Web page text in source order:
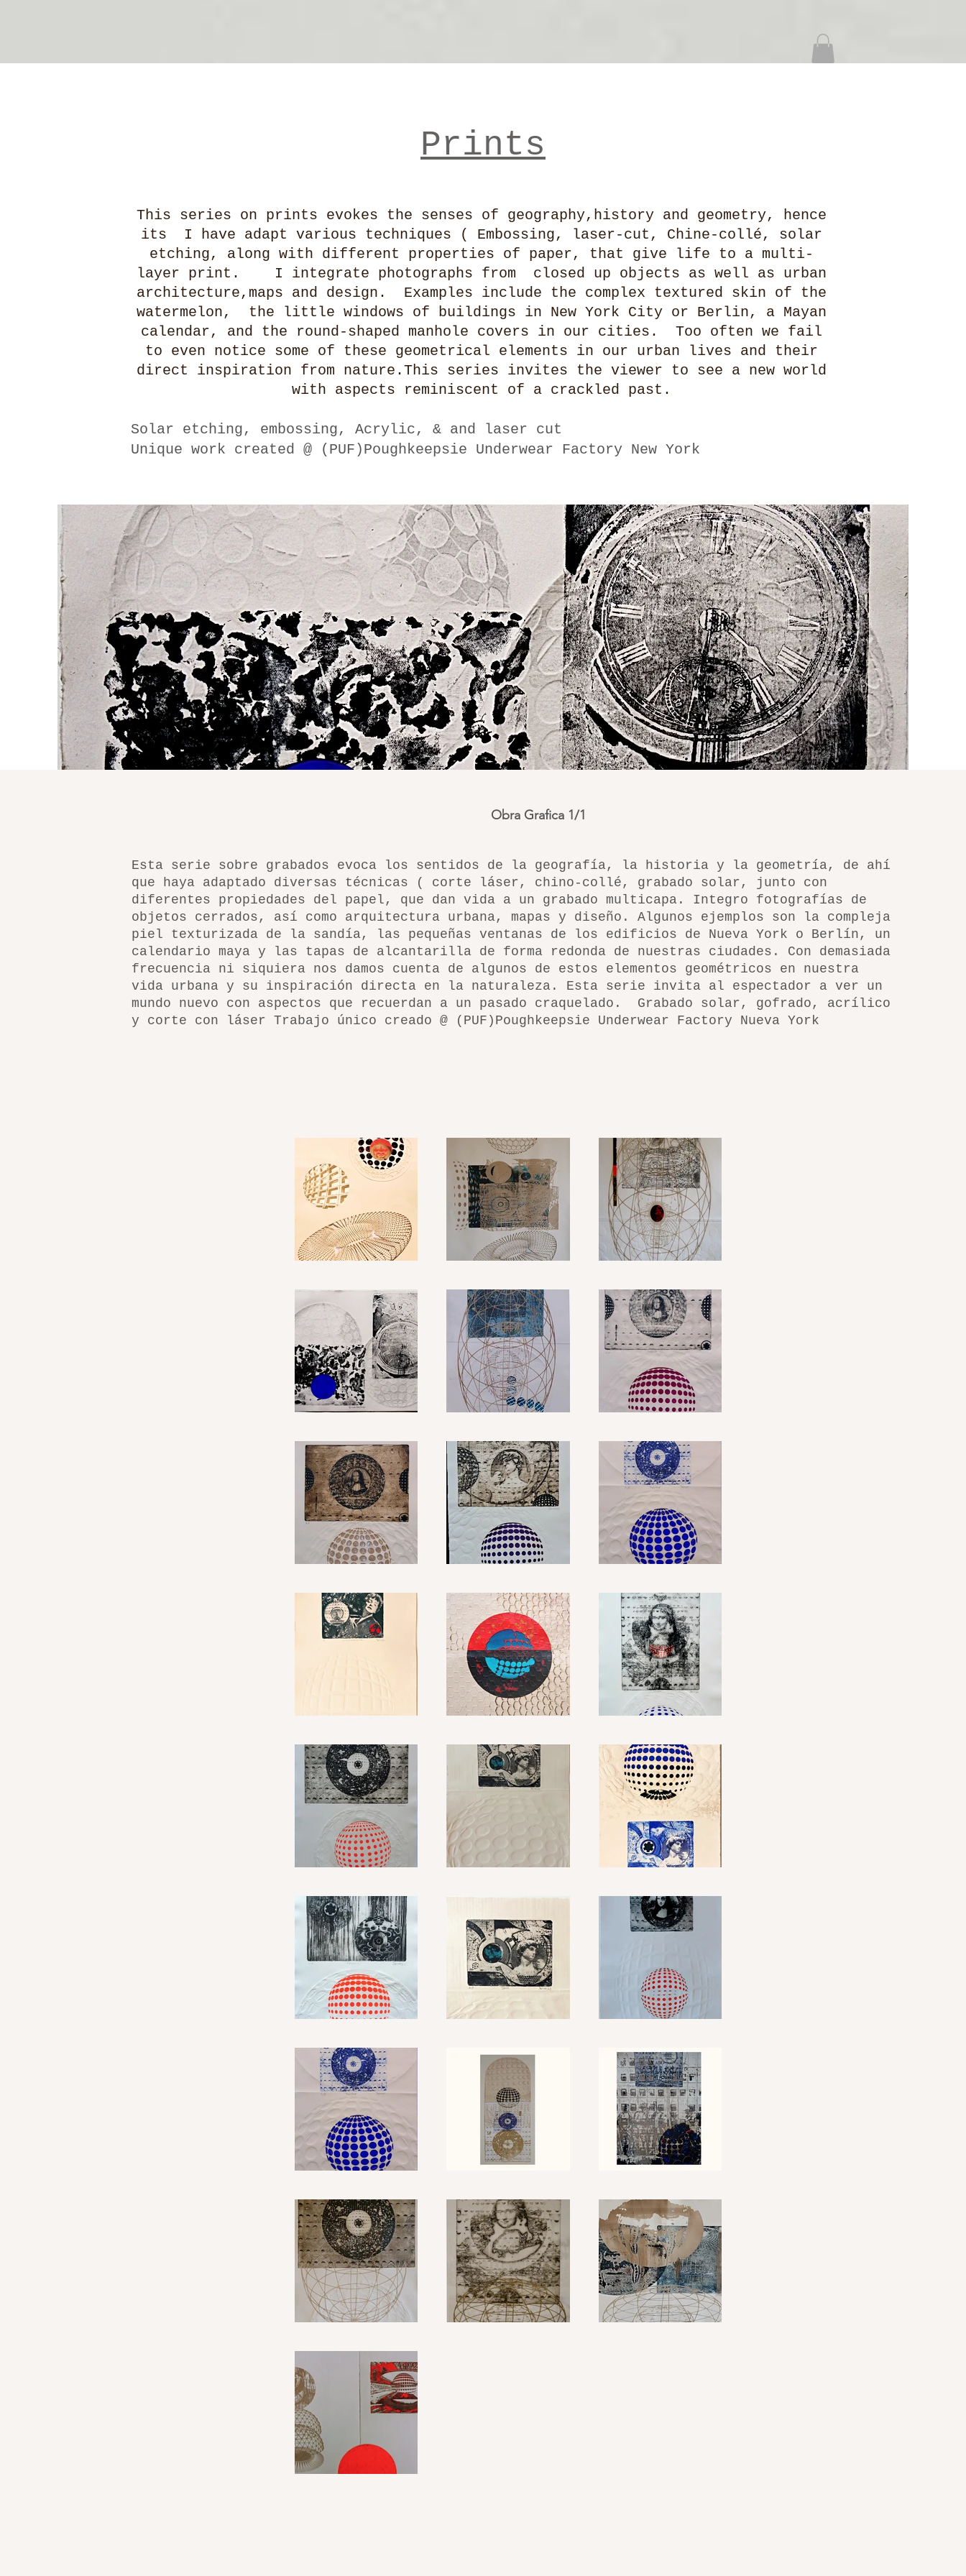
Prints
This series on prints evokes the senses of geography,history and geometry, hence
its I have adapt various techniques ( Embossing, laser-cut, Chine-collé, solar
etching, along with different properties of paper, that give life to a multi-
layer print. I integrate photographs from closed up objects as well as urban
architecture,maps and design. Examples include the complex textured skin of the
watermelon, the little windows of buildings in New York City or Berlin, a Mayan
calendar, and the round-shaped manhole covers in our cities. Too often we fail
to even notice some of these geometrical elements in our urban lives and their
direct inspiration from nature.This series invites the viewer to see a new world
with aspects reminiscent of a crackled past.
Solar etching, embossing, Acrylic, & and laser cut
Unique work created @ (PUF)Poughkeepsie Underwear Factory New York
Obra Grafica 1/1
Esta serie sobre grabados evoca los sentidos de la geografía, la historia y la geometría, de ahí
que haya adaptado diversas técnicas ( corte láser, chino-collé, grabado solar, junto con
diferentes propiedades del papel, que dan vida a un grabado multicapa. Integro fotografías de
objetos cerrados, así como arquitectura urbana, mapas y diseño. Algunos ejemplos son la compleja
piel texturizada de la sandía, las pequeñas ventanas de los edificios de Nueva York o Berlín, un
calendario maya y las tapas de alcantarilla de forma redonda de nuestras ciudades. Con demasiada
frecuencia ni siquiera nos damos cuenta de algunos de estos elementos geométricos en nuestra
vida urbana y su inspiración directa en la naturaleza. Esta serie invita al espectador a ver un
mundo nuevo con aspectos que recuerdan a un pasado craquelado. ​ Grabado solar, gofrado, acrílico
y corte con láser Trabajo único creado @ (PUF)Poughkeepsie Underwear Factory Nueva York